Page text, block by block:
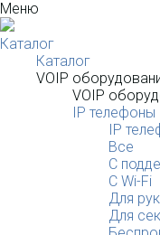
Меню
Каталог
Каталог
VOIP
VOIP
IP телефоны
IP
Все
С
C Wi-Fi
Для
Для